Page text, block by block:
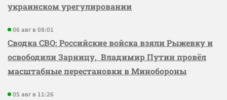
украинском урегулировании
06 авг в 08:01
Сводка СВО: Российские войска взяли Рыжевку и
освободили Зарницу, Владимир Путин провёл
масштабные перестановки в Минобороны
05 авг в 11:26